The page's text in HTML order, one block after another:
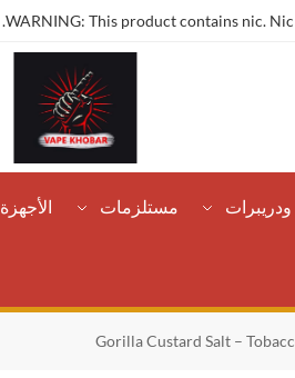
WARNING: This product contains nic.
ودريبرات مستلزمات الأجهزة
Gorilla Custard Salt –